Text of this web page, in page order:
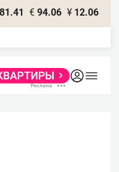
81.41 € 94.06 ¥ 12.06